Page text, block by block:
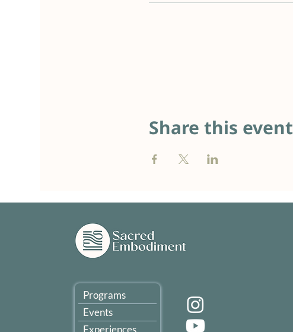
Share this event
Programs
Events
Experiences